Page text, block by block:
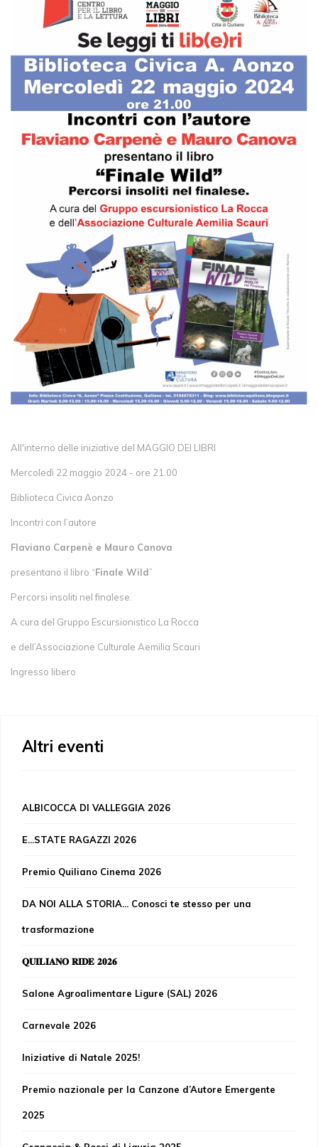
All'interno delle iniziative del MAGGIO DEI LIBRI
Mercoledì 22 maggio 2024 - ore 21.00
Biblioteca Civica Aonzo
Incontri con l’autore
Flaviano Carpenè e Mauro Canova
presentano il libro “Finale Wild”
Percorsi insoliti nel finalese.
A cura del Gruppo Escursionistico La Rocca
e dell’Associazione Culturale Aemilia Scauri
Ingresso libero
Altri eventi
ALBICOCCA DI VALLEGGIA 2026
E...STATE RAGAZZI 2026
Premio Quiliano Cinema 2026
DA NOI ALLA STORIA... Conosci te stesso per una
trasformazione
𝐐𝐔𝐈𝐋𝐈𝐀𝐍𝐎 𝐑𝐈𝐃𝐄 𝟐𝟎𝟐𝟔
Salone Agroalimentare Ligure (SAL) 2026
Carnevale 2026
Iniziative di Natale 2025!
Premio nazionale per la Canzone d’Autore Emergente
2025